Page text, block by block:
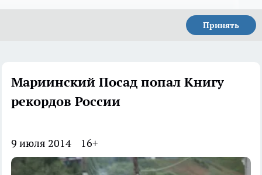
Принять
Мариинский Посад попал Книгу
рекордов России
9 июля 2014 16+